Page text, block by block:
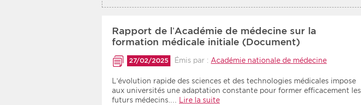
Rapport de l’Académie de médecine sur la
formation médicale initiale (Document)
27/02/2025 Émis par :Académie nationale de médecine
L’évolution rapide des sciences et des technologies médicales impose
aux universités une adaptation constante pour former efficacement les
futurs médecins.…
Lire la suite